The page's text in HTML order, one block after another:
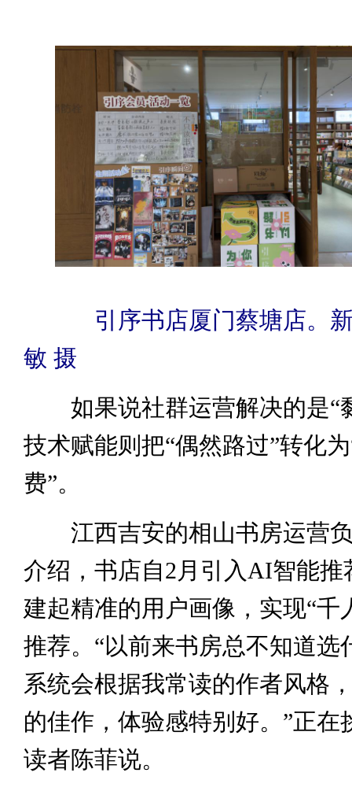
引序书店厦门蔡塘店。
敏 摄
如果说社群运营解决的是“
技术赋能则把“偶然路过”转化
费”。
江西吉安的相山书房运营负
介绍，书店自2月引入AI智能推
建起精准的用户画像，实现“千
推荐。“以前来书房总不知道选
系统会根据我常读的作者风格
的佳作，体验感特别好。”正在
读者陈菲说。